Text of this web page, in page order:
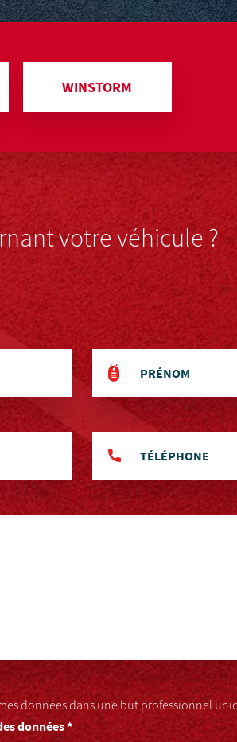
WINSTORM
votre véhicule ?
données dans une but professionnel
données *